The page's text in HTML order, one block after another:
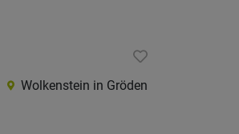
Wolkenstein in Gröden